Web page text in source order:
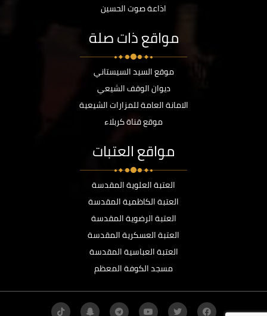
اذاعة صوت الحسين
مواقع ذات صلة
موقع السيد السيستاني
ديوان الوقف الشيعي
الامانة العامة للمزارات الشيعية
موقع قناة كربلاء
مواقع العتبات
العتبة العلوية المقدسة
العتبة الكاظمية المقدسة
العتبة الرضوية المقدسة
العتبة العسكرية المقدسة
العتبة العباسية المقدسة
مسجد الكوفة المعظم